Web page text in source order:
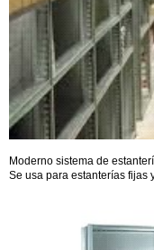
Moderno sistema de
Se usa para estanterías fijas